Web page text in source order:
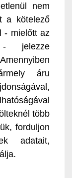
nem
a kötelező
- mielőtt az
jelezze
áru
több
forduljon
adatait,